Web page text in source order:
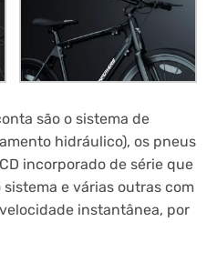
são o sistema de
hidráulico), os pneus
incorporado de série que
e várias outras com
instantânea, por